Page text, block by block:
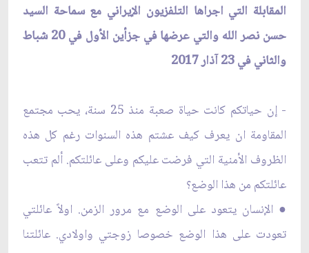
المقابلة التي اجراها التلفزيون الإيراني مع سماحة السيد
حسن نصر الله والتي عرضها في جزأين الأول في 20 شباط
والثاني في 23 آذار 2017
- إن حياتكم كانت حياة صعبة منذ 25 سنة، يحب مجتمع
المقاومة ان يعرف كيف عشتم هذه السنوات رغم كل هذه
الظروف الأمنية التي فرضت عليكم وعلى عائلتكم. ألم تتعب
عائلتكم من هذا الوضع؟
● الإنسان يتعود على الوضع مع مرور الزمن. اولاً عائلتي
تعودت على هذا الوضع خصوصا زوجتي واولادي. عائلتنا